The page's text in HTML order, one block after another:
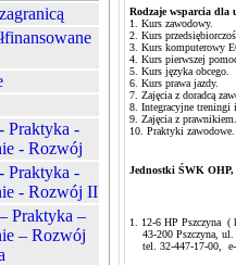
Praktyka -
- Rozwój
Praktyka -
- Rozwój II
Praktyka –
– Rozwój
Rodzaje wsparcia dla
1. Kurs zawodowy.
2. Kurs
3. Kurs komputerowy
4. Kurs pierwszej
5. Kurs języka obcego.
6. Kurs prawa jazdy.
7. Zajęcia z doradcą
8. Integracyjne treningi
9. Zajęcia z prawnikiem.
10. Praktyki
Jednostki ŚWK OHP,
1. 12-6 HP Pszczyna (
43-200 Pszczyna, ul.
tel. 32-447-17-00,